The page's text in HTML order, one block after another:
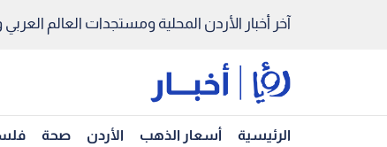
آخر أخبار الأردن المحلية ومستجدات العالم العربي
الرئيسية أسعار الذهب الأردن صحة